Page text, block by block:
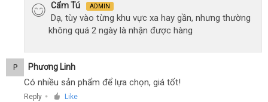
Cẩm Tú ADMIN
Dạ, tùy vào từng khu vực xa hay gần, nhưng thường
không quá 2 ngày là nhận được hàng
P Phương Linh
Có nhiều sản phẩm để lựa chọn, giá tốt!
Reply ● Like